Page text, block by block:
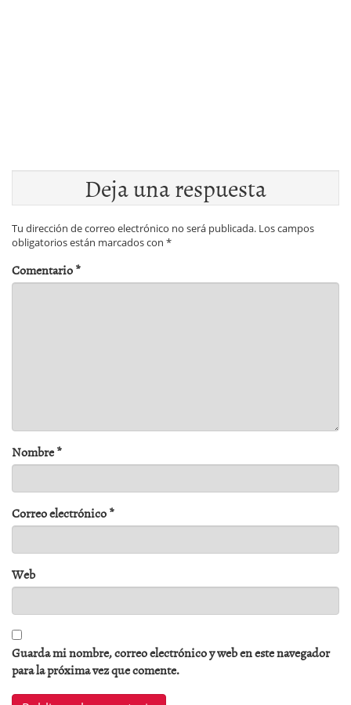
Deja una respuesta
Tu dirección de correo electrónico no será publicada. Los campos
obligatorios están marcados con *
Comentario*
Nombre*
Correo electrónico*
Web
Guarda mi nombre, correo electrónico y web en este navegador
para la próxima vez que comente.